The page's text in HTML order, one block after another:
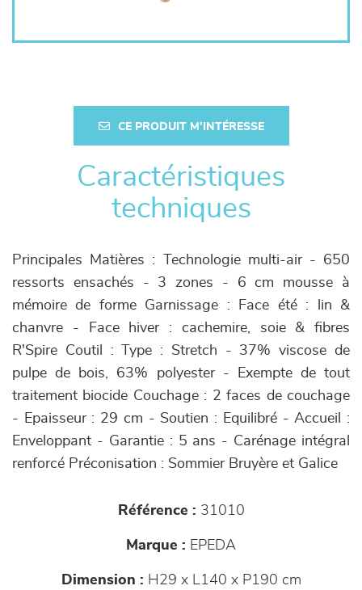
CE PRODUIT M'INTÉRESSE
Caractéristiques
techniques
Principales Matières : Technologie multi-air - 650
ressorts ensachés - 3 zones - 6 cm mousse à
mémoire de forme Garnissage : Face été : lin &
chanvre - Face hiver : cachemire, soie & fibres
R'Spire Coutil : Type : Stretch - 37% viscose de
pulpe de bois, 63% polyester - Exempte de tout
traitement biocide Couchage : 2 faces de couchage
- Epaisseur : 29 cm - Soutien : Equilibré - Accueil :
Enveloppant - Garantie : 5 ans - Carénage intégral
renforcé Préconisation : Sommier Bruyère et Galice
Référence : 31010
Marque : EPEDA
Dimension : H29 x L140 x P190 cm